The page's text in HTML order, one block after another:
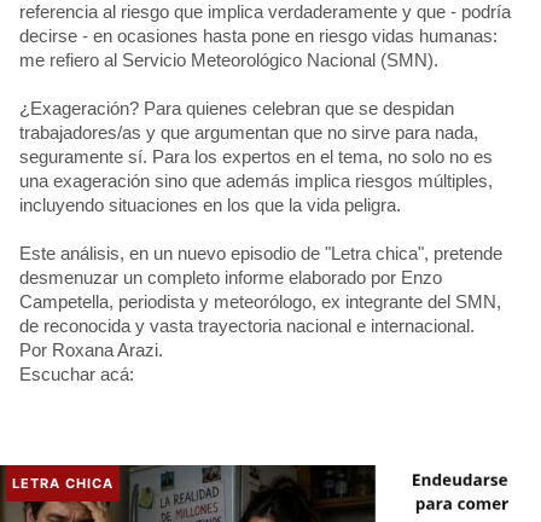
referencia al riesgo que implica verdaderamente y que - podría
decirse - en ocasiones hasta pone en riesgo vidas humanas:
me refiero al Servicio Meteorológico Nacional (SMN).
¿Exageración? Para quienes celebran que se despidan
trabajadores/as y que argumentan que no sirve para nada,
seguramente sí. Para los expertos en el tema, no solo no es
una exageración sino que además implica riesgos múltiples,
incluyendo situaciones en los que la vida peligra.
Este análisis, en un nuevo episodio de "Letra chica", pretende
desmenuzar un completo informe elaborado por Enzo
Campetella, periodista y meteorólogo, ex integrante del SMN,
de reconocida y vasta trayectoria nacional e internacional.
Por Roxana Arazi.
Escuchar acá:
LETRA CHICA